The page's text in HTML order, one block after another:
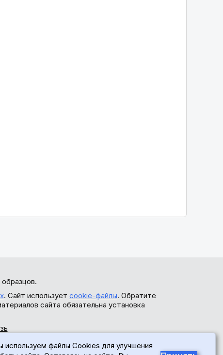
. Сайт использует cookie-файлы. Обратите
сайта обязательна установка
используем файлы Cookies для улучшения